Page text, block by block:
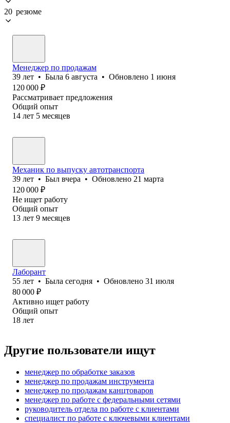
20 резюме
Менеджер по продажам
39 лет • Была 6 августа • Обновлено 1 июня
120 000 ₽
Рассматривает предложения
Общий опыт
14 лет 5 месяцев
Механик по выпуску автотранспорта
39 лет • Был вчера • Обновлено 21 марта
120 000 ₽
Не ищет работу
Общий опыт
13 лет 9 месяцев
Лаборант
55 лет • Была сегодня • Обновлено 31 июля
80 000 ₽
Активно ищет работу
Общий опыт
18 лет
Другие пользователи ищут
менеджер по обработке заказов
менеджер по продажам инструмента
менеджер по продажам канцтоваров
менеджер по работе с федеральными сетями
руководитель отдела по работе с клиентами
специалист по работе с ключевыми клиентами